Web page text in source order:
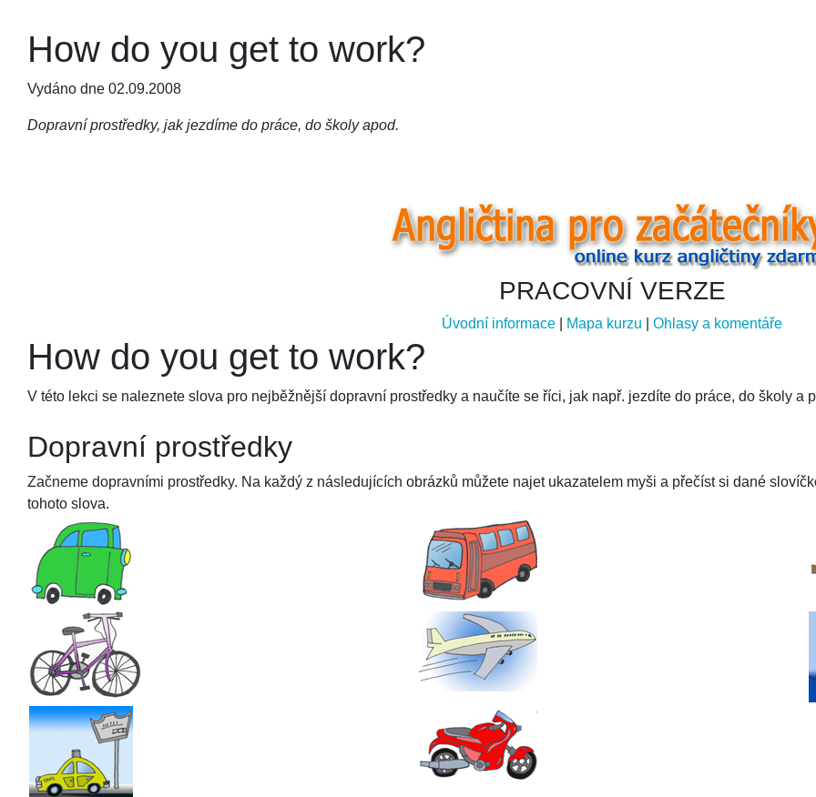
How do you get to work?
Vydáno dne 02.09.2008
Dopravní prostředky, jak jezdíme do práce, do školy apod.
PRACOVNÍ VERZE
Úvodní informace Mapa kurzu Ohlasy a komentáře
How do you get to work?
V této lekci se naleznete slova pro nejběžnější dopravní prostředky a naučíte se říci, jak např. jezdíte do práce, do školy a
Dopravní prostředky
Začneme dopravními prostředky. Na každý z následujících obrázků můžete najet ukazatelem myši a přečíst si dané
tohoto slova.